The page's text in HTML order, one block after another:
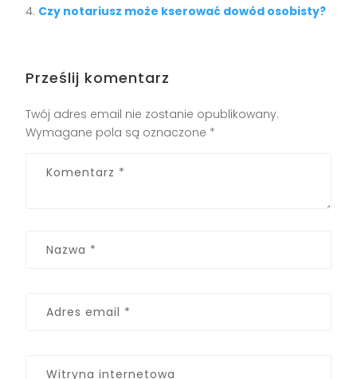
Czy notariusz może kserować dowód osobisty?
Prześlij komentarz
Twój adres email nie zostanie opublikowany.
Wymagane pola są oznaczone *